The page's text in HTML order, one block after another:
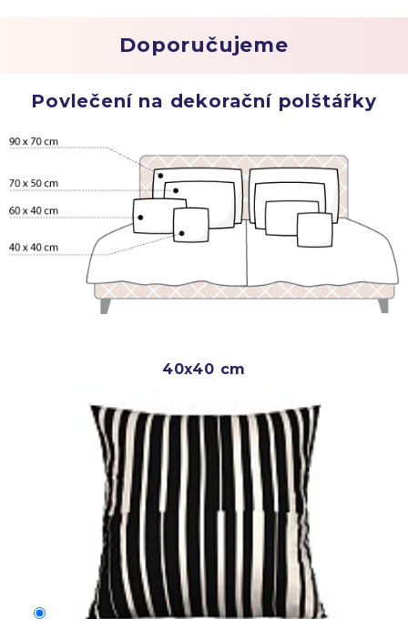
Doporučujeme
Povlečení na dekorační polštářky
40x40 cm
40x40 cm